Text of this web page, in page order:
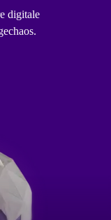
digitale